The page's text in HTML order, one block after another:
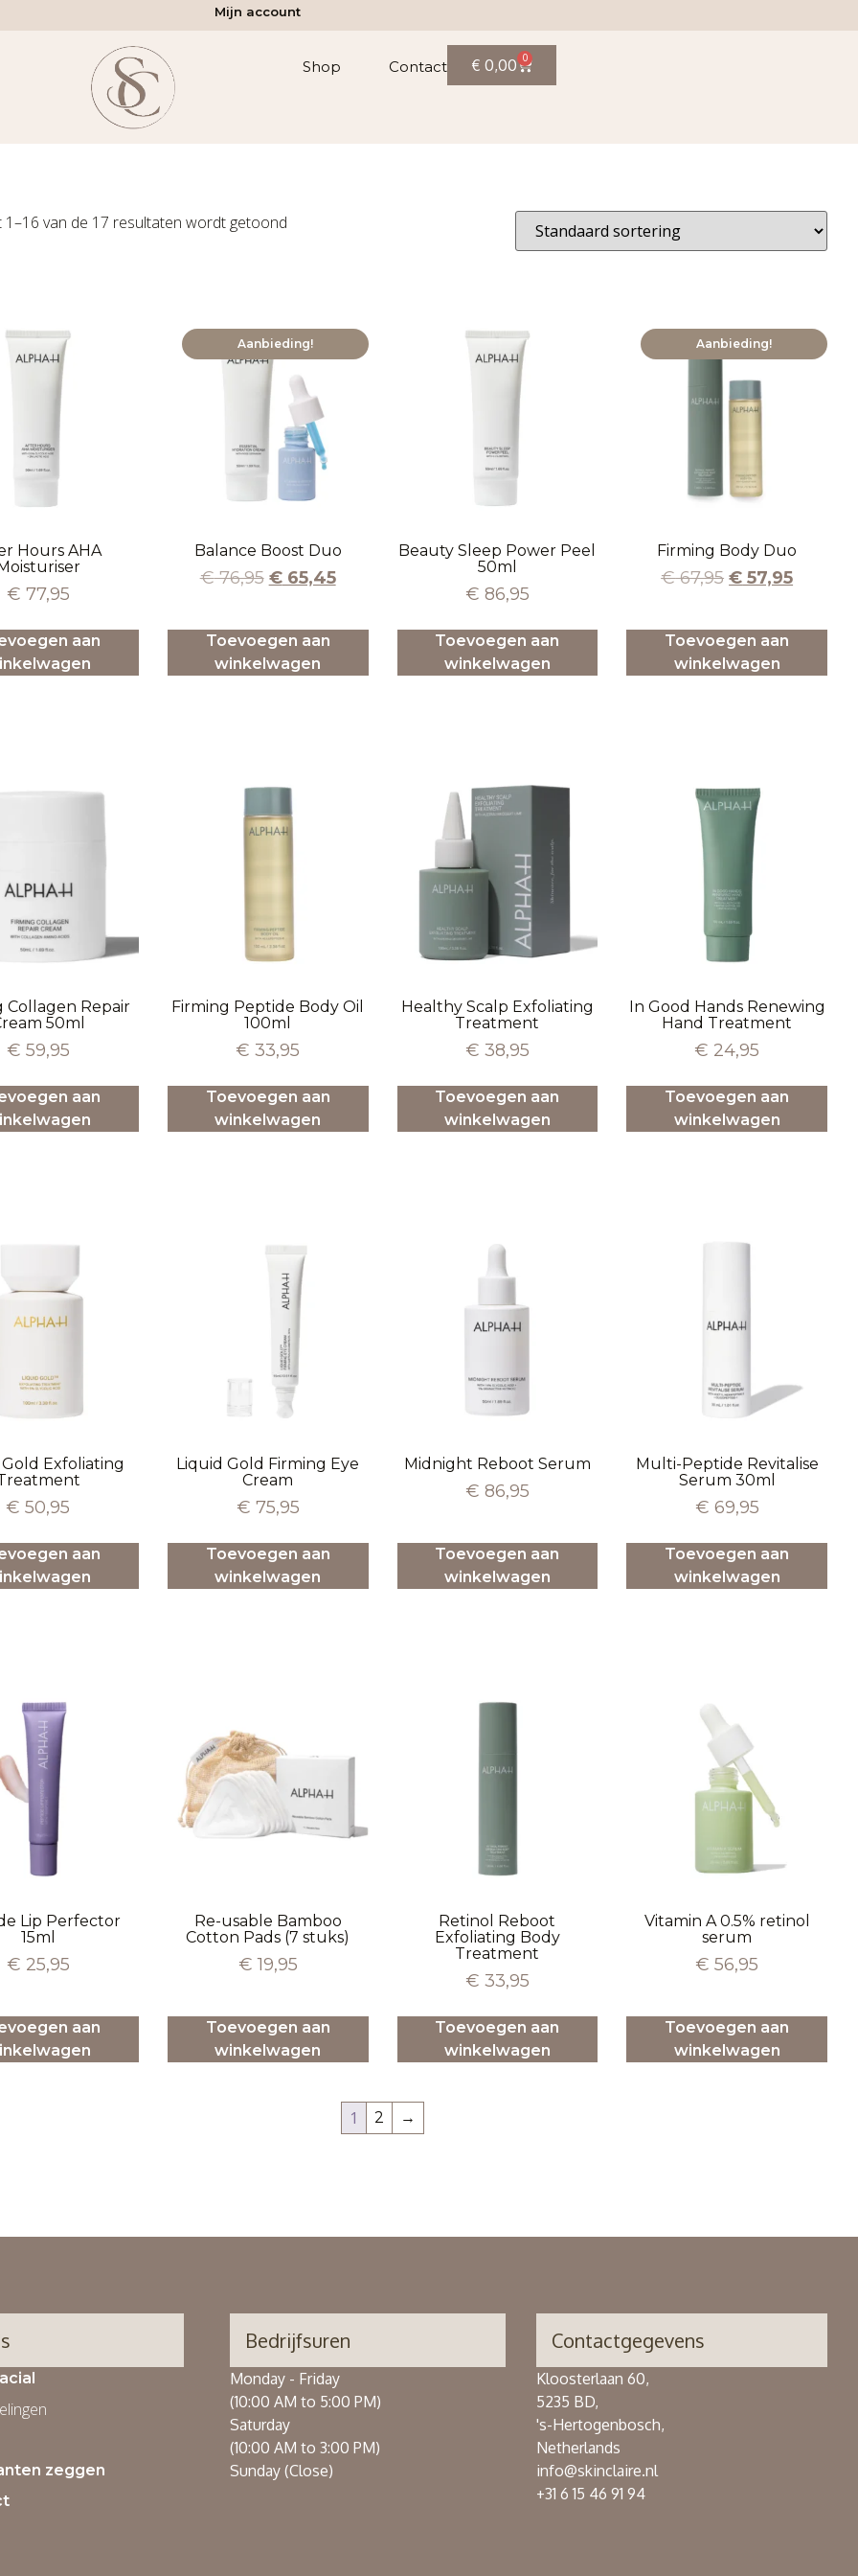
Mijn account
Shop Contact € 0,00 0
1–16 van de 17 resultaten wordt getoond
Hours AHA
€ 77,95
aan
Aanbieding!
Balance Boost Duo
€76,95 €65,45
Toevoegen aan
winkelwagen
Beauty Sleep Power Peel
50ml
€ 86,95
Toevoegen aan
winkelwagen
Aanbieding!
Firming Body Duo
€67,95 € 57,95
Toevoegen aan
winkelwagen
Collagen Repair
50ml
€ 59,95
aan
Firming Peptide Body Oil
100ml
€ 33,95
Toevoegen aan
winkelwagen
Healthy Scalp Exfoliating
Treatment
€ 38,95
Toevoegen aan
winkelwagen
In Good Hands Renewing
Hand Treatment
€ 24,95
Toevoegen aan
winkelwagen
Gold Exfoliating
€ 50,95
aan
Liquid Gold Firming Eye
Cream
€ 75,95
Toevoegen aan
winkelwagen
Midnight Reboot Serum
€ 86,95
Toevoegen aan
winkelwagen
Multi-Peptide Revitalise
Serum 30ml
€ 69,95
Toevoegen aan
winkelwagen
Lip Perfector
15ml
€ 25,95
aan
Re-usable Bamboo
Cotton Pads (7 stuks)
€ 19,95
Toevoegen aan
winkelwagen
Retinol Reboot
Exfoliating Body
Treatment
€ 33,95
Toevoegen aan
winkelwagen
Vitamin A 0.5% retinol
serum
€ 56,95
Toevoegen aan
winkelwagen
1 2 →
zeggen
Bedrijfsuren
Monday - Friday
(10:00 AM to 5:00 PM)
Saturday
(10:00 AM to 3:00 PM)
Sunday (Close)
Contactgegevens
Kloosterlaan 60,
5235 BD,
's-Hertogenbosch,
Netherlands
info@skinclaire.nl
+31 6 15 46 91 94